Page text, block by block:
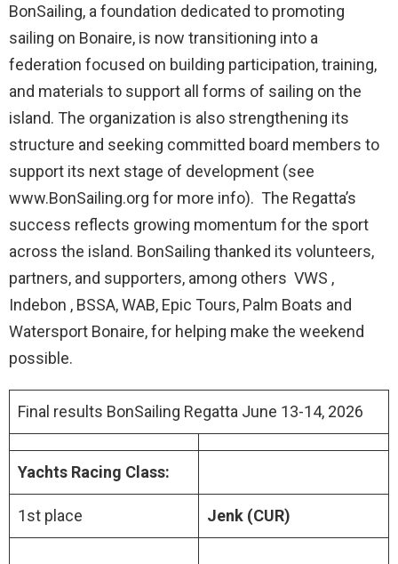
BonSailing, a foundation dedicated to promoting
sailing on Bonaire, is now transitioning into a
federation focused on building participation, training,
and materials to support all forms of sailing on the
island. The organization is also strengthening its
structure and seeking committed board members to
support its next stage of development (see
www.BonSailing.org for more info). The Regatta’s
success reflects growing momentum for the sport
across the island. BonSailing thanked its volunteers,
partners, and supporters, among others VWS ,
Indebon , BSSA, WAB, Epic Tours, Palm Boats and
Watersport Bonaire, for helping make the weekend
possible.
Final results BonSailing Regatta June 13-14, 2026
Yachts Racing Class:
1st place Jenk (CUR)